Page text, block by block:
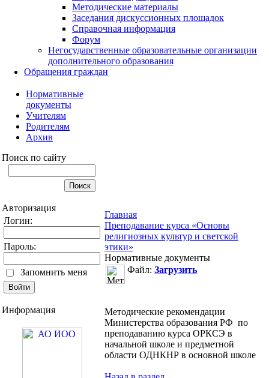
Методические материалы
Заседания дискуссионных площадок
Справочная информация
Форум
Негосударственные образовательные организации
дополнительного образования
Обращения граждан
Нормативные
документы
Учителям
Родителям
Архив
Поиск по сайту
Авторизация
Логин:
Пароль:
Запомнить меня
Информация
Главная
Преподавание курса «Основы
религиозных культур и светской
этики»
Нормативные документы
Файл: Загрузить
Методические рекомендации
Министерства образования РФ по
преподаванию курса ОРКСЭ в
начальной школе и предметной
области ОДНКНР в основной школе